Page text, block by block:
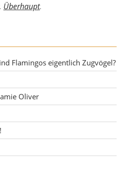
Überhaupt.
Flamingos eigentlich Zugvögel?
Oliver